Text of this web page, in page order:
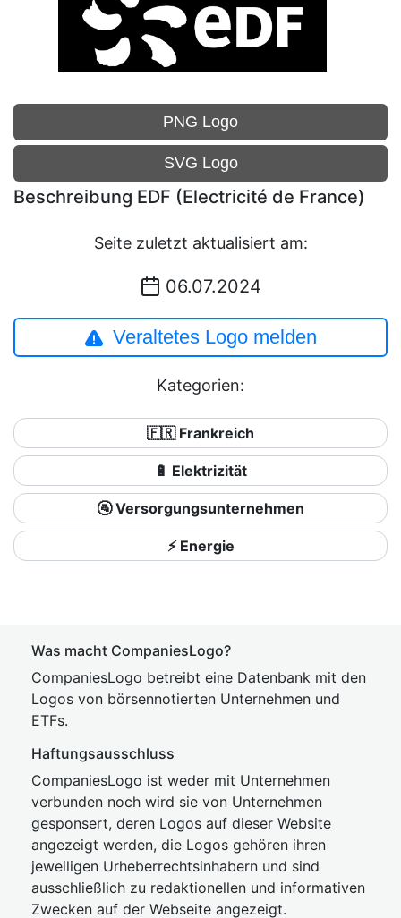
PNG Logo
SVG Logo
Beschreibung EDF (Electricité de France)
Seite zuletzt aktualisiert am:
06.07.2024
Veraltetes Logo melden
Kategorien:
🇫🇷 Frankreich
🔋 Elektrizität
🚰 Versorgungsunternehmen
⚡ Energie
Was macht CompaniesLogo?
CompaniesLogo betreibt eine Datenbank mit den
Logos von börsennotierten Unternehmen und
ETFs.
Haftungsausschluss
CompaniesLogo ist weder mit Unternehmen
verbunden noch wird sie von Unternehmen
gesponsert, deren Logos auf dieser Website
angezeigt werden, die Logos gehören ihren
jeweiligen Urheberrechtsinhabern und sind
ausschließlich zu redaktionellen und informativen
Zwecken auf der Webseite angezeigt.